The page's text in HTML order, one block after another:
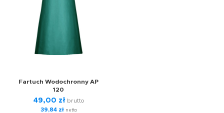
Fartuch Wodochronny AP
120
49,00 zł brutto
39,84 złnetto